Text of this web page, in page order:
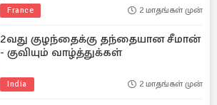
France 2 மாதங்கள் முன்
2வது குழந்தைக்கு தந்தையான சீமான்
- குவியும் வாழ்த்துக்கள்
India 2 மாதங்கள் முன்